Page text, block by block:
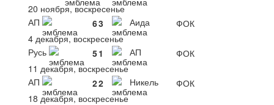
20 ноября, воскресенье
АП
63 Аида
ФОК
4 декабря, воскресенье
Русь
51 АП
ФОК
11 декабря, воскресенье
АП
22 Никель
ФОК
18 декабря, воскресенье